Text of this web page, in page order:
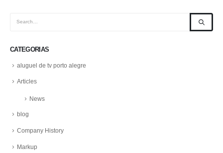
CATEGORIAS
aluguel de tv porto alegre
Articles
News
blog
Company History
Markup